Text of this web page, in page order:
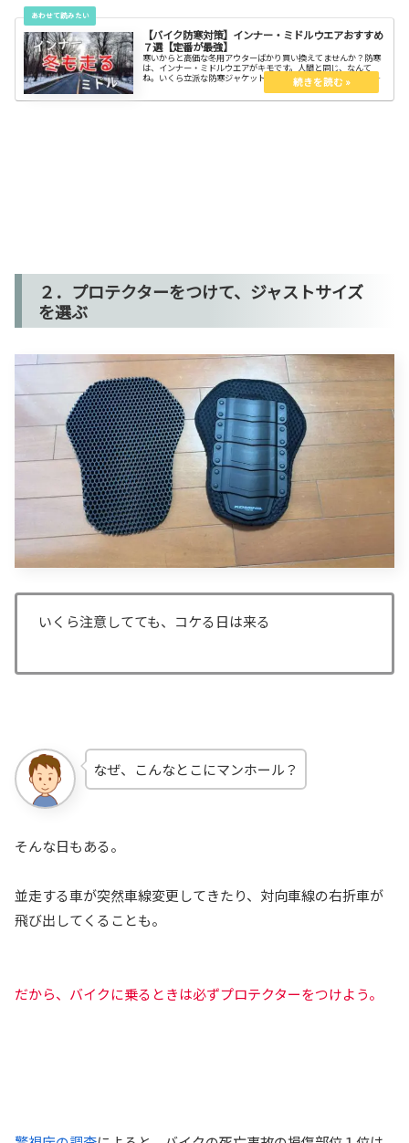
【バイク防寒対策】インナー・ミドルウエアおすすめ
７選【定番が最強】
寒いからと高価な冬用アウターばかり買い換えてませんか？防寒
は、インナー・ミドルウエアがキモです。人間と同じ、なんて
ね。いくら立派な防寒ジャケットを着ても、温かい空気がダダ洩
れなら話にならない。内側の防寒対策をキチンとすれば、冬もバ
イクの季節です。
２．プロテクターをつけて、ジャストサイズ
を選ぶ
いくら注意してても、コケる日は来る
なぜ、こんなとこにマンホール？
そんな日もある。
並走する車が突然車線変更してきたり、対向車線の右折車が
飛び出してくることも。
だから、バイクに乗るときは必ずプロテクターをつけよう。